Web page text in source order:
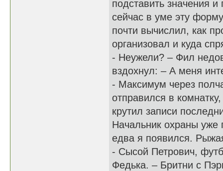
подставить значения
сейчас в уме эту
почти вычислил, как
организовал и куда
- Неужели? – Фил
вздохнул: – А меня
- Максимум через
отправился в
крутил записи
Начальник охраны уже
едва я появился.
- Сысой Петрович,
Федька. – Бритни с